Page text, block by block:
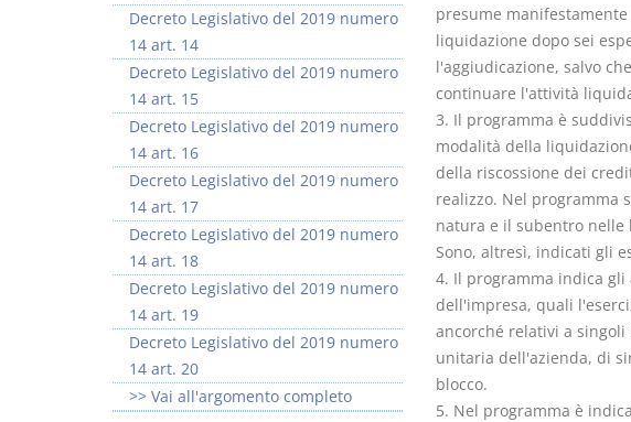
presume
liquidazione dopo sei
l'aggiudicazione, salvo
continuare l'attività
3. Il programma è
modalità della
della riscossione dei
realizzo. Nel programma
natura e il subentro
Sono, altresì, indicati gli
4. Il programma indica gli
dell'impresa, quali
ancorché relativi a
unitaria dell'azienda, di
blocco.
5. Nel programma è
Decreto Legislativo del 2019 numero
14 art. 14
Decreto Legislativo del 2019 numero
14 art. 15
Decreto Legislativo del 2019 numero
14 art. 16
Decreto Legislativo del 2019 numero
14 art. 17
Decreto Legislativo del 2019 numero
14 art. 18
Decreto Legislativo del 2019 numero
14 art. 19
Decreto Legislativo del 2019 numero
14 art. 20
>> Vai all'argomento completo